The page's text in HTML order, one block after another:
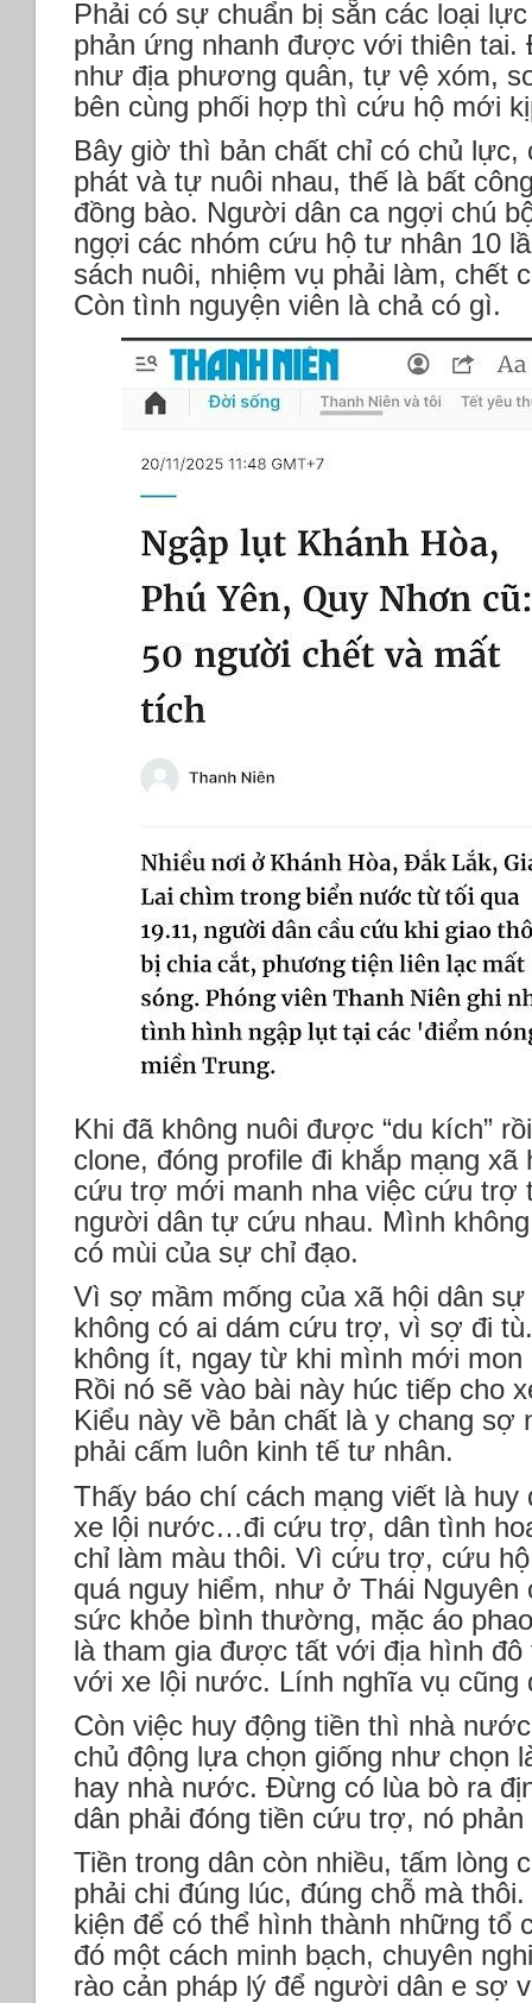
Phải có sự chuẩn bị sẵn các loại
phản ứng nhanh được với thiên tai.
như địa phương quân, tự vệ xóm,
bên cùng phối hợp thì cứu hộ mới
Bây giờ thì bản chất chỉ có chủ
phát và tự nuôi nhau, thế là bất
đồng bào. Người dân ca ngợi chú
ngợi các nhóm cứu hộ tư nhân 10
sách nuôi, nhiệm vụ phải làm, chết
Còn tình nguyện viên là chả có gì.
Khi đã không nuôi được “du kích”
clone, đóng profile đi khắp mạng
cứu trợ mới manh nha việc cứu trợ
người dân tự cứu nhau. Mình
có mùi của sự chỉ đạo.
Vì sợ mầm mống của xã hội dân
không có ai dám cứu trợ, vì sợ đi
không ít, ngay từ khi mình mới
Rồi nó sẽ vào bài này húc tiếp cho
Kiểu này về bản chất là y chang
phải cấm luôn kinh tế tư nhân.
Thấy báo chí cách mạng viết là
xe lội nước…đi cứu trợ, dân tình
chỉ làm màu thôi. Vì cứu trợ, cứu
quá nguy hiểm, như ở Thái Nguyên
sức khỏe bình thường, mặc áo
là tham gia được tất với địa hình
với xe lội nước. Lính nghĩa vụ cũng
Còn việc huy động tiền thì nhà
chủ động lựa chọn giống như chọn
hay nhà nước. Đừng có lùa bò ra
dân phải đóng tiền cứu trợ, nó phản
Tiền trong dân còn nhiều, tấm lòng
phải chi đúng lúc, đúng chỗ mà
kiện để có thể hình thành những tổ
đó một cách minh bạch, chuyên
rào cản pháp lý để người dân e sợ